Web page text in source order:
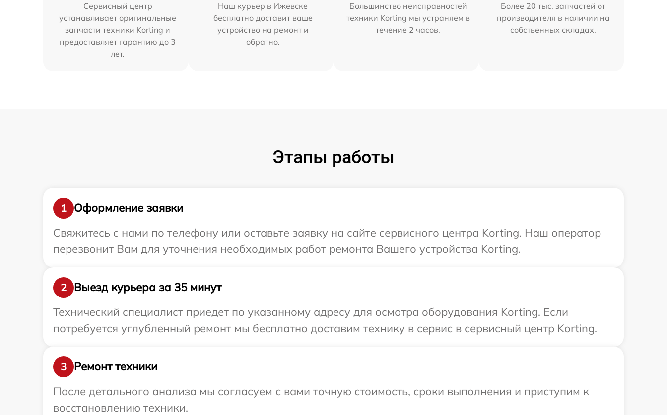
Сервисный центр
устанавливает оригинальные
запчасти техники Korting и
предоставляет гарантию до 3
лет.
Наш курьер в Ижевске
бесплатно доставит ваше
устройство на ремонт и
обратно.
Большинство неисправностей
техники Korting мы устраняем в
течение 2 часов.
Более 20 тыс. запчастей от
производителя в наличии на
собственных складах.
Этапы работы
1
Оформление заявки
Свяжитесь с нами по телефону или оставьте заявку на сайте сервисного центра Korting. Наш оператор
перезвонит Вам для уточнения необходимых работ ремонта Вашего устройства Korting.
2
Выезд курьера за 35 минут
Технический специалист приедет по указанному адресу для осмотра оборудования Korting. Если
потребуется углубленный ремонт мы бесплатно доставим технику в сервис в сервисный центр Korting.
3
Ремонт техники
После детального анализа мы согласуем с вами точную стоимость, сроки выполнения и приступим к
восстановлению техники.